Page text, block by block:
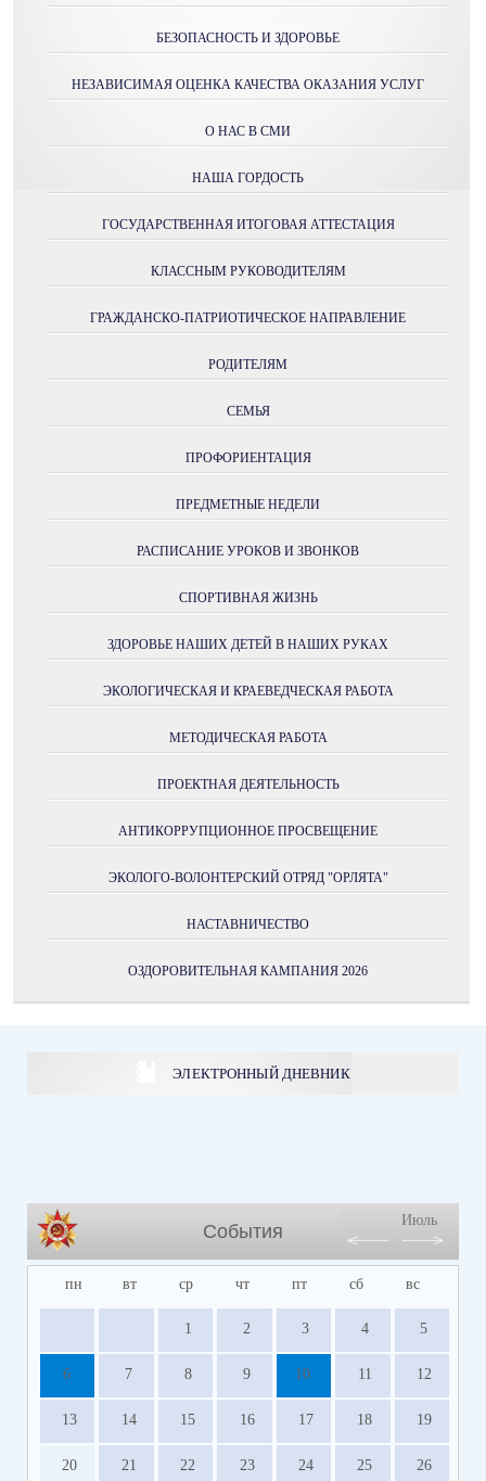
БЕЗОПАСНОСТЬ И ЗДОРОВЬЕ
НЕЗАВИСИМАЯ ОЦЕНКА КАЧЕСТВА ОКАЗАНИЯ УСЛУГ
О НАС В СМИ
НАША ГОРДОСТЬ
ГОСУДАРСТВЕННАЯ ИТОГОВАЯ АТТЕСТАЦИЯ
КЛАССНЫМ РУКОВОДИТЕЛЯМ
ГРАЖДАНСКО-ПАТРИОТИЧЕСКОЕ НАПРАВЛЕНИЕ
РОДИТЕЛЯМ
СЕМЬЯ
ПРОФОРИЕНТАЦИЯ
ПРЕДМЕТНЫЕ НЕДЕЛИ
РАСПИСАНИЕ УРОКОВ И ЗВОНКОВ
СПОРТИВНАЯ ЖИЗНЬ
ЗДОРОВЬЕ НАШИХ ДЕТЕЙ В НАШИХ РУКАХ
ЭКОЛОГИЧЕСКАЯ И КРАЕВЕДЧЕСКАЯ РАБОТА
МЕТОДИЧЕСКАЯ РАБОТА
ПРОЕКТНАЯ ДЕЯТЕЛЬНОСТЬ
АНТИКОРРУПЦИОННОЕ ПРОСВЕЩЕНИЕ
ЭКОЛОГО-ВОЛОНТЕРСКИЙ ОТРЯД "ОРЛЯТА"
НАСТАВНИЧЕСТВО
ОЗДОРОВИТЕЛЬНАЯ КАМПАНИЯ 2026
ЭЛЕКТРОННЫЙ ДНЕВНИК
События
Июль
пн вт ср чт пт сб вс
1 2 3 4 5
6 7 8 9 10 11 12
13 14 15 16 17 18 19
20 21 22 23 24 25 26